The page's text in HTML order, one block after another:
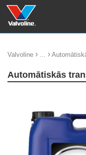
Valvoline › ... ›
Automātiskās